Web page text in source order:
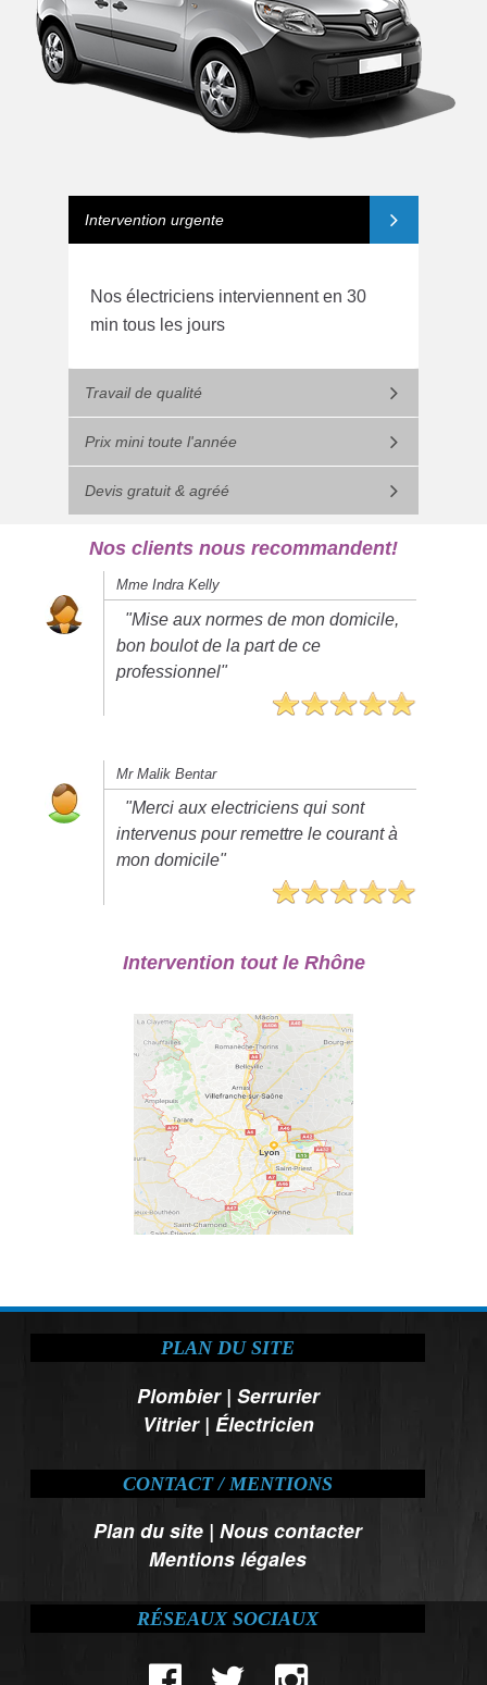
Intervention urgente
Nos électriciens interviennent en 30
min tous les jours
Travail de qualité
Prix mini toute l'année
Devis gratuit & agréé
Nos clients nous recommandent!
Mme Indra Kelly
"Mise aux normes de mon domicile,
bon boulot de la part de ce
professionnel"
Mr Malik Bentar
"Merci aux electriciens qui sont
intervenus pour remettre le courant à
mon domicile"
Intervention tout le Rhône
PLAN DU SITE
Plombier| Serrurier
Vitrier| Électricien
CONTACT / MENTIONS
Plan du site |Nous contacter
Mentions légales
RÉSEAUX SOCIAUX